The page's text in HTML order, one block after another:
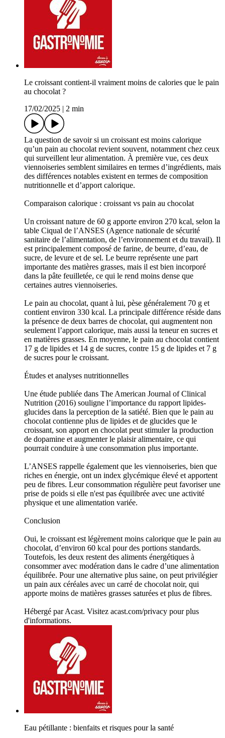
Le croissant contient-il vraiment moins de calories que le pain
au chocolat ?
17/02/2025 | 2 min
La question de savoir si un croissant est moins calorique
qu’un pain au chocolat revient souvent, notamment chez ceux
qui surveillent leur alimentation. À première vue, ces deux
viennoiseries semblent similaires en termes d’ingrédients, mais
des différences notables existent en termes de composition
nutritionnelle et d’apport calorique.
Comparaison calorique : croissant vs pain au chocolat
Un croissant nature de 60 g apporte environ 270 kcal, selon la
table Ciqual de l’ANSES (Agence nationale de sécurité
sanitaire de l’alimentation, de l’environnement et du travail). Il
est principalement composé de farine, de beurre, d’eau, de
sucre, de levure et de sel. Le beurre représente une part
importante des matières grasses, mais il est bien incorporé
dans la pâte feuilletée, ce qui le rend moins dense que
certaines autres viennoiseries.
Le pain au chocolat, quant à lui, pèse généralement 70 g et
contient environ 330 kcal. La principale différence réside dans
la présence de deux barres de chocolat, qui augmentent non
seulement l’apport calorique, mais aussi la teneur en sucres et
en matières grasses. En moyenne, le pain au chocolat contient
17 g de lipides et 14 g de sucres, contre 15 g de lipides et 7 g
de sucres pour le croissant.
Études et analyses nutritionnelles
Une étude publiée dans The American Journal of Clinical
Nutrition (2016) souligne l’importance du rapport lipides-
glucides dans la perception de la satiété. Bien que le pain au
chocolat contienne plus de lipides et de glucides que le
croissant, son apport en chocolat peut stimuler la production
de dopamine et augmenter le plaisir alimentaire, ce qui
pourrait conduire à une consommation plus importante.
L’ANSES rappelle également que les viennoiseries, bien que
riches en énergie, ont un index glycémique élevé et apportent
peu de fibres. Leur consommation régulière peut favoriser une
prise de poids si elle n'est pas équilibrée avec une activité
physique et une alimentation variée.
Conclusion
Oui, le croissant est légèrement moins calorique que le pain au
chocolat, d’environ 60 kcal pour des portions standards.
Toutefois, les deux restent des aliments énergétiques à
consommer avec modération dans le cadre d’une alimentation
équilibrée. Pour une alternative plus saine, on peut privilégier
un pain aux céréales avec un carré de chocolat noir, qui
apporte moins de matières grasses saturées et plus de fibres.
Hébergé par Acast. Visitez acast.com/privacy pour plus
d'informations.
Eau pétillante : bienfaits et risques pour la santé